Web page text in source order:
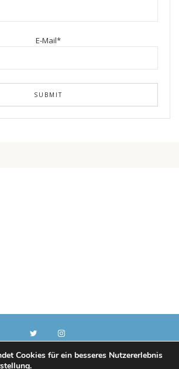
E-Mail*
Cookies für ein besseres Nutzererlebnis